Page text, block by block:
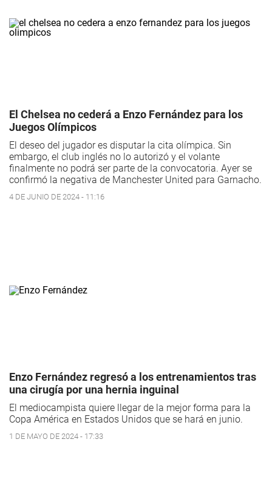
El Chelsea no cederá a Enzo Fernández para los
Juegos Olímpicos
El deseo del jugador es disputar la cita olímpica. Sin
embargo, el club inglés no lo autorizó y el volante
finalmente no podrá ser parte de la convocatoria. Ayer se
confirmó la negativa de Manchester United para Garnacho.
4 DE JUNIO DE 2024 - 11:16
Enzo Fernández regresó a los entrenamientos tras
una cirugía por una hernia inguinal
El mediocampista quiere llegar de la mejor forma para la
Copa América en Estados Unidos que se hará en junio.
1 DE MAYO DE 2024 - 17:33